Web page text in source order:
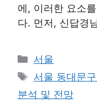
에, 이러한 요소
다. 먼저, 신답경
Categories
서울
Tags
서울 동대문
분석 및 전망